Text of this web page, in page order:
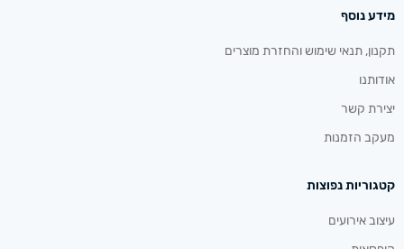
מידע נוסף
תקנון, תנאי שימוש והחזרת מוצרים
אודותנו
יצירת קשר
מעקב הזמנות
קטגוריות נפוצות
עיצוב אירועים